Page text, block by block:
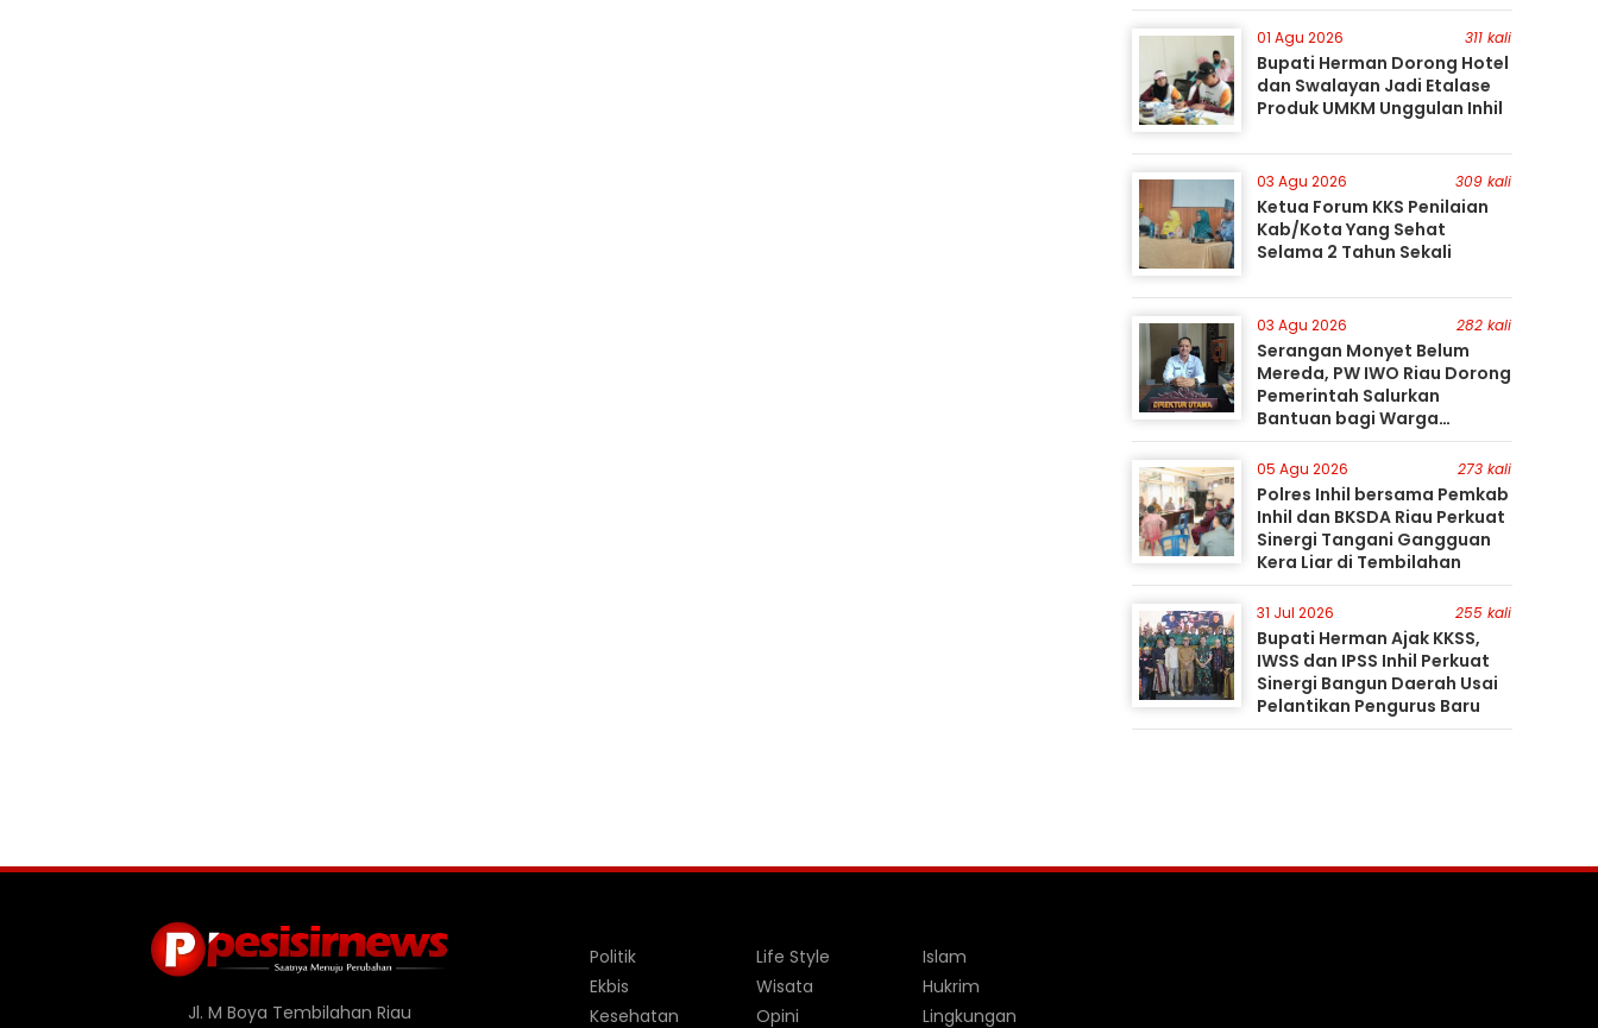
01 Agu 2026 311 kali
Bupati Herman Dorong Hotel
dan Swalayan Jadi Etalase
Produk UMKM Unggulan Inhil
03 Agu 2026 309 kali
Ketua Forum KKS Penilaian
Kab/Kota Yang Sehat
Selama 2 Tahun Sekali
03 Agu 2026 282 kali
Serangan Monyet Belum
Mereda, PW IWO Riau Dorong
Pemerintah Salurkan
Bantuan bagi Warga
Terdampak
05 Agu 2026 273 kali
Polres Inhil bersama Pemkab
Inhil dan BKSDA Riau Perkuat
Sinergi Tangani Gangguan
Kera Liar di Tembilahan
31 Jul 2026 255 kali
Bupati Herman Ajak KKSS,
IWSS dan IPSS Inhil Perkuat
Sinergi Bangun Daerah Usai
Pelantikan Pengurus Baru
Jl. M Boya Tembilahan Riau
Politik
Ekbis
Kesehatan
Life Style
Wisata
Opini
Islam
Hukrim
Lingkungan